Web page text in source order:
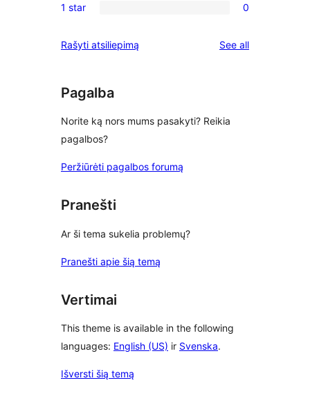
reviews
star
2-
reviews
0
star
1 star 0
Rašyti atsiliepimą See allreviews
Pagalba
Norite ką nors mums pasakyti? Reikia
pagalbos?
Peržiūrėti pagalbos forumą
Pranešti
Ar ši tema sukelia problemų?
Pranešti apie šią temą
Vertimai
This theme is available in the following
languages: English (US) ir Svenska.
Išversti šią temą